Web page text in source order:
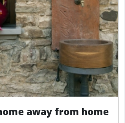
away from home